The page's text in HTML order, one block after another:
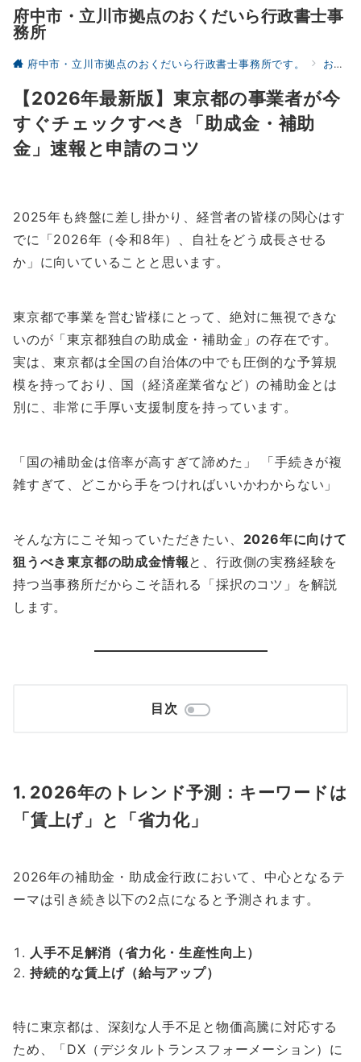
府中市・立川市拠点のおくだいら行政書士事
務所
府中市・立川市拠点のおくだいら行政書士事務所です。 お役立ち
【2026年最新版】東京都の事業者が今
すぐチェックすべき「助成金・補助
金」速報と申請のコツ
2025年も終盤に差し掛かり、経営者の皆様の関心はす
でに「2026年（令和8年）、自社をどう成長させる
か」に向いていることと思います。
東京都で事業を営む皆様にとって、絶対に無視できな
いのが「東京都独自の助成金・補助金」の存在です。
実は、東京都は全国の自治体の中でも圧倒的な予算規
模を持っており、国（経済産業省など）の補助金とは
別に、非常に手厚い支援制度を持っています。
「国の補助金は倍率が高すぎて諦めた」 「手続きが複
雑すぎて、どこから手をつければいいかわからない」
そんな方にこそ知っていただきたい、 2026年に向けて
狙うべき東京都の助成金情報と、行政側の実務経験を
持つ当事務所だからこそ語れる「採択のコツ」を解説
します。
目次
1. 2026年のトレンド予測：キーワードは
「賃上げ」と「省力化」
2026年の補助金・助成金行政において、中心となるテ
ーマは引き続き以下の2点になると予測されます。
人手不足解消（省力化・生産性向上）
持続的な賃上げ（給与アップ）
特に東京都は、深刻な人手不足と物価高騰に対応する
ため、「DX（デジタルトランスフォーメーション）に